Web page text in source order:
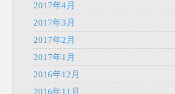
2017年4月
2017年3月
2017年2月
2017年1月
2016年12月
2016年11月